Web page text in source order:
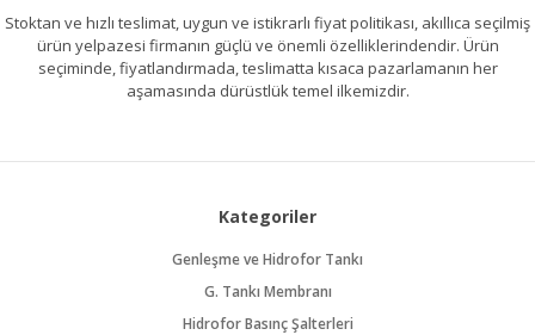
Stoktan ve hızlı teslimat, uygun ve istikrarlı fiyat politikası, akıllıca seçilmiş
ürün yelpazesi firmanın güçlü ve önemli özelliklerindendir. Ürün
seçiminde, fiyatlandırmada, teslimatta kısaca pazarlamanın her
aşamasında dürüstlük temel ilkemizdir.
Kategoriler
Genleşme ve Hidrofor Tankı
G. Tankı Membranı
Hidrofor Basınç Şalterleri